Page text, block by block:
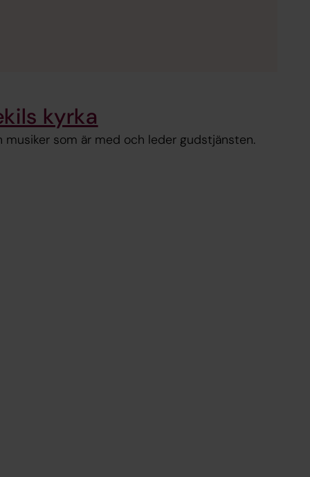
kyrka
som är med och leder gudstjänsten.